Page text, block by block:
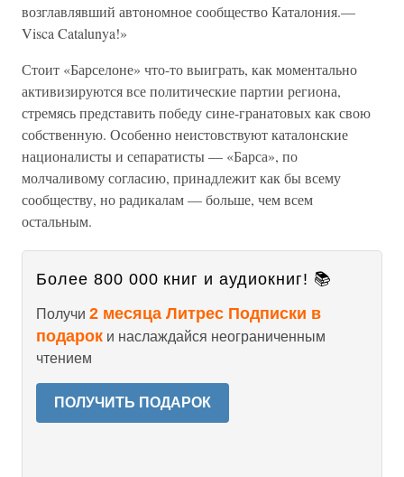
возглавлявший автономное сообщество Каталония.—
Visca Catalunya!»
Стоит «Барселоне» что-то выиграть, как моментально
активизируются все политические партии региона,
стремясь представить победу сине-гранатовых как свою
собственную. Особенно неистовствуют каталонские
националисты и сепаратисты — «Барса», по
молчаливому согласию, принадлежит как бы всему
сообществу, но радикалам — больше, чем всем
остальным.
Более 800 000 книг и аудиокниг! 📚
Получи 2 месяца Литрес Подписки в
подарок и наслаждайся неограниченным
чтением
ПОЛУЧИТЬ ПОДАРОК